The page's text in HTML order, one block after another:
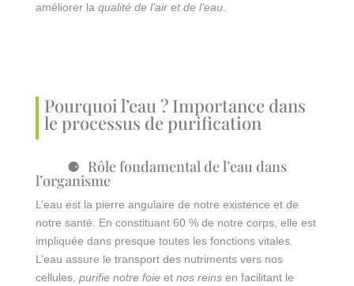
améliorer la qualité de l’air et de l’eau.
Pourquoi l’eau ? Importance dans
le processus de purification
Rôle fondamental de l’eau dans
l’organisme
L’eau est la pierre angulaire de notre existence et de
notre santé. En constituant 60 % de notre corps, elle est
impliquée dans presque toutes les fonctions vitales.
L’eau assure le transport des nutriments vers nos
cellules, purifie notre foieet nos reinsen facilitant le